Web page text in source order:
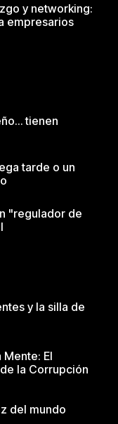
y networking:
empresarios
tienen
tarde o un
"regulador de
y la silla de
Mente: El
la Corrupción
del mundo